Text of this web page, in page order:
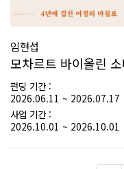
임현섭
펀딩 기간 :
2026.06.11 ~ 2026.07.17
사업 기간 :
2026.10.01 ~ 2026.10.01